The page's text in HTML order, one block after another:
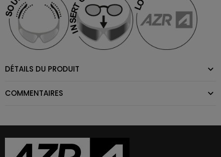
DÉTAILS DU PRODUIT
COMMENTAIRES